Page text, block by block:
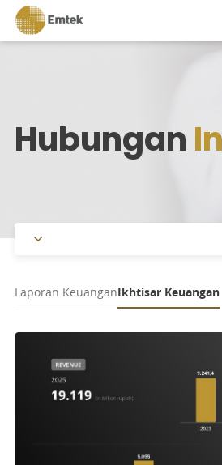
Hubungan
Informasi Pemegang Saham
Laporan Tahunan
Dividen
Prospektus
Laporan KeuanganIkhtisar Keuangan